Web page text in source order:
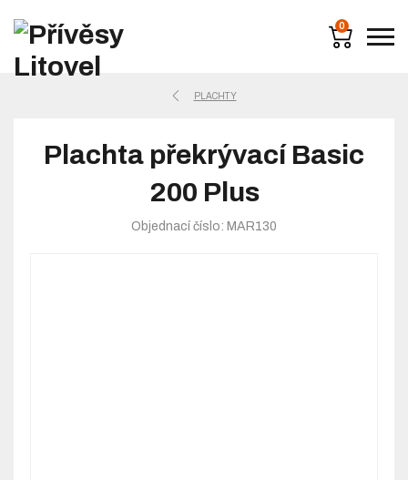
0
PLACHTY
Plachta překrývací Basic
200 Plus
Objednací číslo: MAR130